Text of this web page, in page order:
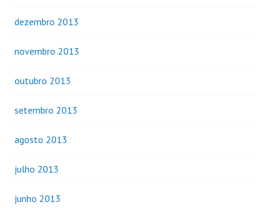
dezembro 2013
novembro 2013
outubro 2013
setembro 2013
agosto 2013
julho 2013
junho 2013